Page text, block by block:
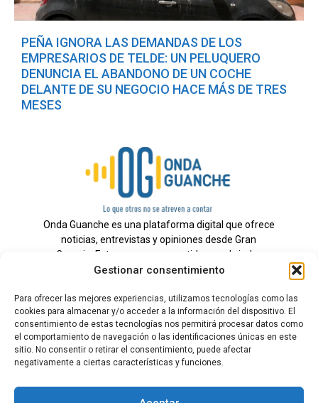
Gestionar consentimiento
Para ofrecer las mejores experiencias, utilizamos tecnologías como las
cookies para almacenar y/o acceder a la información del dispositivo. El
consentimiento de estas tecnologías nos permitirá procesar datos como
el comportamiento de navegación o las identificaciones únicas en este
sitio. No consentir o retirar el consentimiento, puede afectar
negativamente a ciertas características y funciones.
PEÑA IGNORA LAS DEMANDAS DE LOS
EMPRESARIOS DE TELDE: UN PELUQUERO
DENUNCIA EL ABANDONO DE UN COCHE
DELANTE DE SU NEGOCIO HACE MÁS DE TRES
MESES
Onda Guanche es una plataforma digital que ofrece
noticias, entrevistas y opiniones desde Gran
Canaria. Estamos comprometidos con brindar
información veraz y un periodismo independiente a
Todos los derechos reservados.
Radio
Contacto